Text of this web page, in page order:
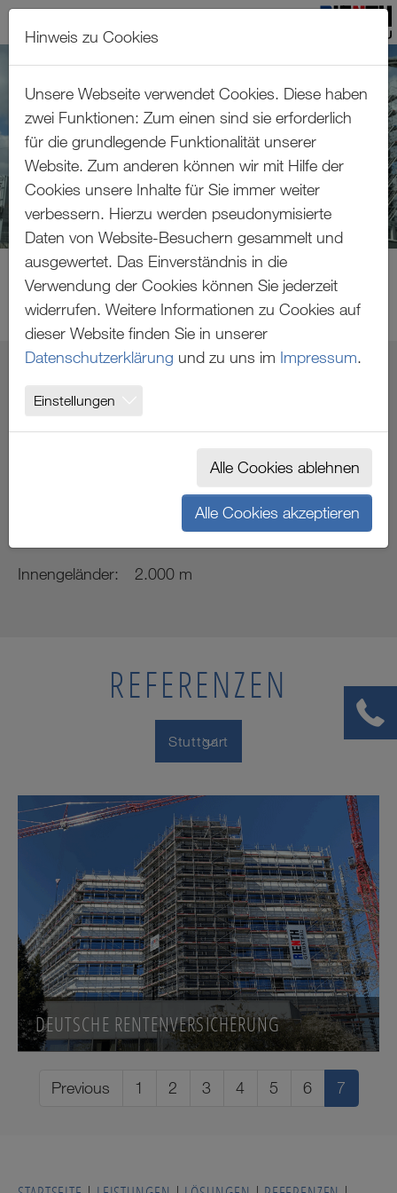
MOXY HOTEL
ZUFFENHAUSEN
4.300 m²
Innengeländer: 2.000 m
REFERENZEN
Stuttgart
DEUTSCHE RENTENVERSICHERUNG
Previous 1 2 3 4 5 6 7
Hinweis zu Cookies
Unsere Webseite verwendet Cookies. Diese haben
zwei Funktionen: Zum einen sind sie erforderlich
für die grundlegende Funktionalität unserer
Website. Zum anderen können wir mit Hilfe der
Cookies unsere Inhalte für Sie immer weiter
verbessern. Hierzu werden pseudonymisierte
Daten von Website-Besuchern gesammelt und
ausgewertet. Das Einverständnis in die
Verwendung der Cookies können Sie jederzeit
widerrufen. Weitere Informationen zu Cookies auf
dieser Website finden Sie in unserer
Datenschutzerklärung und zu uns im Impressum.
Einstellungen
Alle Cookies ablehnen
Alle Cookies akzeptieren